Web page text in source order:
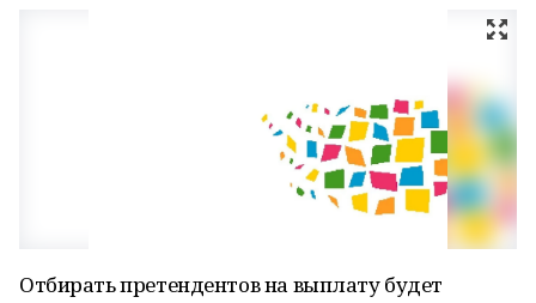
Отбирать претендентов на выплату будет